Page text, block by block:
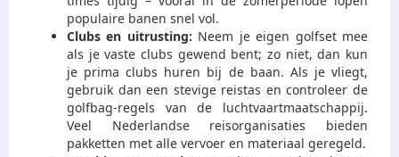
populaire banen snel vol.
Clubs en uitrusting: Neem je eigen golfset mee
als je vaste clubs gewend bent; zo niet, dan kun
je prima clubs huren bij de baan. Als je vliegt,
gebruik dan een stevige reistas en controleer de
golfbag-regels van de luchtvaartmaatschappij.
Veel Nederlandse reisorganisaties bieden
pakketten met alle vervoer en materiaal geregeld.